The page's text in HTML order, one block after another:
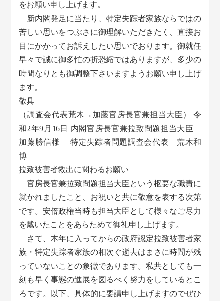
をお願い申し上げます。
新内閣発足に当たり、特定失踪者家族ならではの
苦しい思いをつぶさに御理解いただきたく、直接お
目にかかってお訴えしたい思いでおります。御就任
早々で誠に御多忙の折恐縮ではありますが、多少の
時間なりとも御調整下さいますようお願い申し上げ
ます。
敬具
（調査会代表荒木→加藤官房長官兼担当大臣） 令
和2年9月16日 内閣官房長官兼拉致問題担当大臣
加藤勝信様 特定失踪者問題調査会代表 荒木和
博
拉致被害者救出に関わるお願い
官房長官兼拉致問題担当大臣という枢要な職責に
就かれましたこと、お祝いと共に敬意を表する次第
です。安倍政権当時も担当大臣として様々なご尽力
を戴いたことをあらためて御礼申し上げます。
さて、本年に入ってからの政府認定拉致被害者家
族・特定失踪者家族の相次ぐ逝去はまさに時間が残
っていないことの象徴であります。私共としても一
刻も早く事態の進展を図るべく努力をしているとこ
ろです。以下、具体的に要請申し上げますのでぜひ